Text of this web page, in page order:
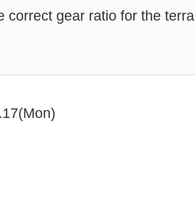
correct gear ratio for the